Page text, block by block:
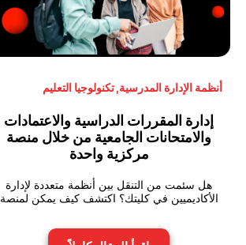
أنظمة الإدارة المدرسية,تكنولوجيا التعليم
إدارة المقررات الدراسية والاعتمادات
والامتحانات الجامعية من خلال منصة
مركزية واحدة
هل سئمت من التنقل بين أنظمة متعددة لإدارة
الأكاديميين في كليتك؟ اكتشف كيف يمكن لمنصة